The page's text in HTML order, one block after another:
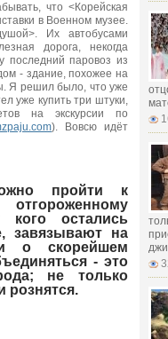
что <Корейская
в Военном музее.
Их автобусами
дорога, некогда
последний паровоз из
- здание, похожее на
Я решил было, что уже
уже купить три штуки,
на экскурсии по
). Вовсю идёт
пройти к
остались
завязывают на
о скорейшем
- это
не только
рознятся.